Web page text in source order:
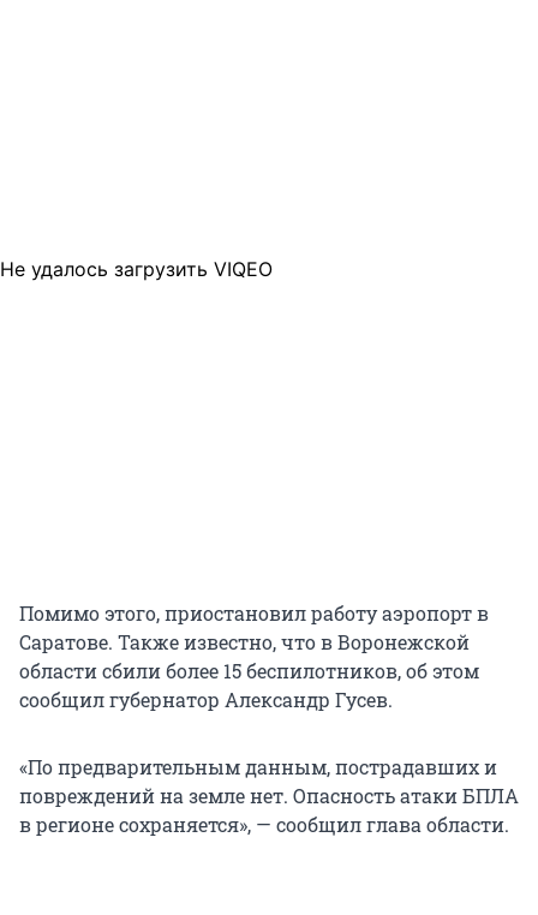
Не удалось загрузить VIQEO
Помимо этого, приостановил работу аэропорт в
Саратове. Также известно, что в Воронежской
области сбили более 15 беспилотников, об этом
сообщил губернатор Александр Гусев.
«По предварительным данным, пострадавших и
повреждений на земле нет. Опасность атаки БПЛА
в регионе сохраняется», — сообщил глава области.